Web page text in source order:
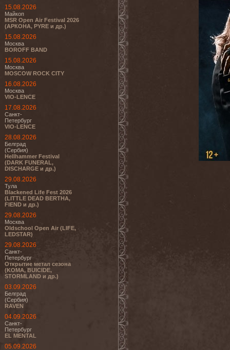
15.08.2026
Майкоп
MSR Open Air Festival 2026
(АРКОНА, PYRE и др.)
15.08.2026
Москва
BOROFF BAND
15.08.2026
Москва
MOSCOW ROCK CITY
16.08.2026
Москва
VIO-LENCE
17.08.2026
Санкт-
Петербург
VIO-LENCE
28.08.2026
Белград
(Сербия)
Hellhammer Festival
(DARK FUNERAL,
DISCHARGE и др.)
29.08.2026
Тула
Blackened Life Fest 2026
(LITTLE DEAD BERTHA,
FIEND и др.)
29.08.2026
Москва
Oldschool Open Air (LIFE,
LEDSTAR)
29.08.2026
Санкт-
Петербург
Открытие метал сезона
(KOMA, BUICIDE,
STORMLAND и др.)
03.09.2026
Белград
(Сербия)
RAVEN
04.09.2026
Санкт-
Петербург
EL MENTAL
05.09.2026